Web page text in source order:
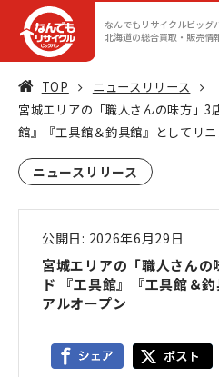
なんでもリサイクルビッグ
北海道の総合買取・販売情
TOP
ニュースリリース
宮城エリアの「職人さんの味方」3
館』『工具館＆釣具館』としてリ
ニュースリリース
公開日: 2026年6月29日
宮城エリアの「職人さん
ド 『工具館』『工具館＆
アルオープン